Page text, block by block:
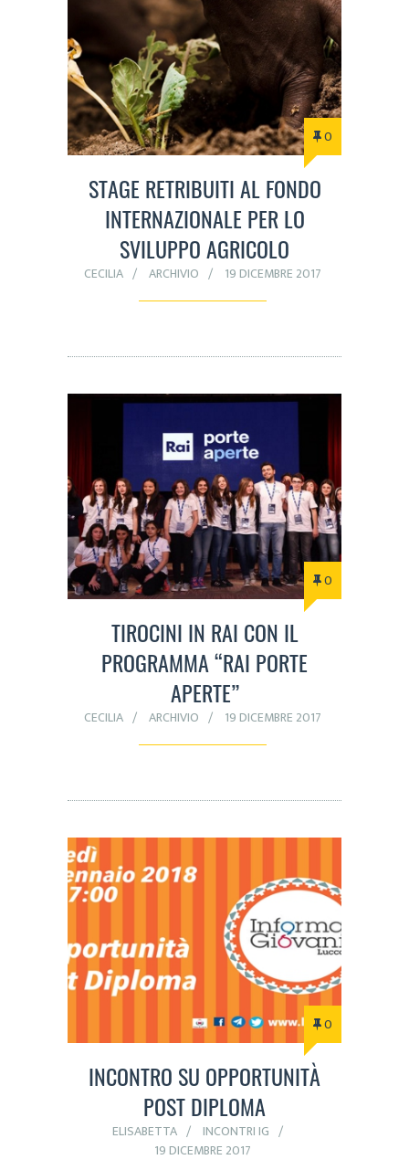
0
STAGE RETRIBUITI AL FONDO
INTERNAZIONALE PER LO
SVILUPPO AGRICOLO
CECILIA ARCHIVIO 19 DICEMBRE 2017
0
TIROCINI IN RAI CON IL
PROGRAMMA “RAI PORTE
APERTE”
CECILIA ARCHIVIO 19 DICEMBRE 2017
0
INCONTRO SU OPPORTUNITÀ
POST DIPLOMA
ELISABETTA
INCONTRI IG
19 DICEMBRE 2017